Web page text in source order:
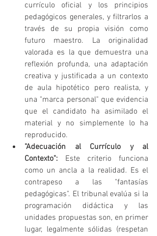
currículo oficial y los principios
pedagógicos generales, y filtrarlos a
través de su propia visión como
futuro maestro. La originalidad
valorada es la que demuestra una
reflexión profunda, una adaptación
creativa y justificada a un contexto
de aula hipotético pero realista, y
una "marca personal" que evidencia
que el candidato ha asimilado el
material y no simplemente lo ha
reproducido.
"Adecuación al Currículo y al
Contexto": Este criterio funciona
como un ancla a la realidad. Es el
contrapeso a las "fantasías
pedagógicas". El tribunal evalúa si la
programación didáctica y las
unidades propuestas son, en primer
lugar, legalmente sólidas (respetan